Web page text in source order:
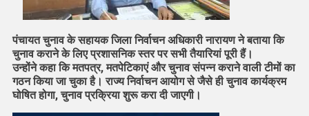
पंचायत चुनाव के सहायक जिला निर्वाचन अधिकारी नारायण ने बताया कि
चुनाव कराने के लिए प्रशासनिक स्तर पर सभी तैयारियां पूरी हैं।
उन्होंने कहा कि मतपत्र, मतपेटिकाएं और चुनाव संपन्न कराने वाली टीमों का
गठन किया जा चुका है। राज्य निर्वाचन आयोग से जैसे ही चुनाव कार्यक्रम
घोषित होगा, चुनाव प्रक्रिया शुरू करा दी जाएगी।